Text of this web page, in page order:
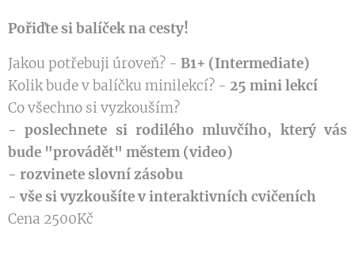
Pořiďte si balíček na cesty!
Jakou potřebuji úroveň? - B1+ (Intermediate)
Kolik bude v balíčku minilekcí? - 25 mini lekcí
Co všechno si vyzkouším?
- poslechnete si rodilého mluvčího, který vás
bude "provádět" městem (video)
- rozvinete slovní zásobu
- vše si vyzkoušíte v interaktivních cvičeních
Cena 2500Kč